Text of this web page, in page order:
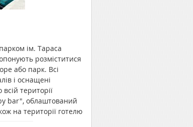
ім. Тараса
розміститися
або парк. Всі
і оснащені
території
bar", облаштований
на території готелю
де гостям